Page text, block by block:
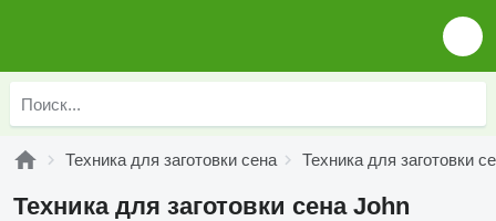
Техника для заготовки сена Техника для заготовки
Техника для заготовки сена John